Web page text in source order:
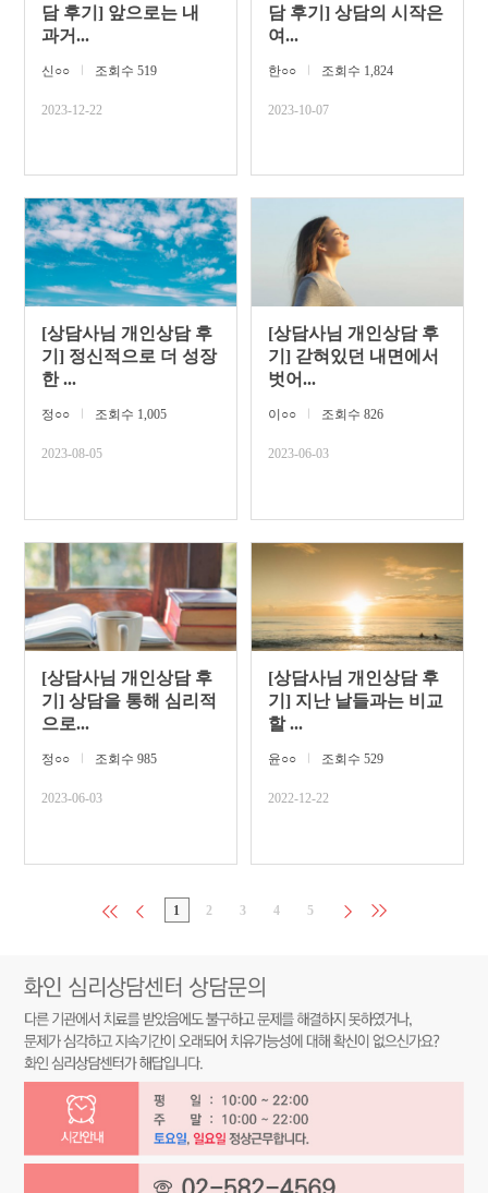
담 후기] 앞으로는 내
과거...
신○○ 조회수 519
2023-12-22
담 후기] 상담의 시작은
여...
한○○ 조회수 1,824
2023-10-07
[상담사님 개인상담 후
기] 정신적으로 더 성장
한 ...
정○○ 조회수 1,005
2023-08-05
[상담사님 개인상담 후
기] 갇혀있던 내면에서
벗어...
이○○ 조회수 826
2023-06-03
[상담사님 개인상담 후
기] 상담을 통해 심리적
으로...
정○○ 조회수 985
2023-06-03
[상담사님 개인상담 후
기] 지난 날들과는 비교
할 ...
윤○○ 조회수 529
2022-12-22
1 2 3 4 5